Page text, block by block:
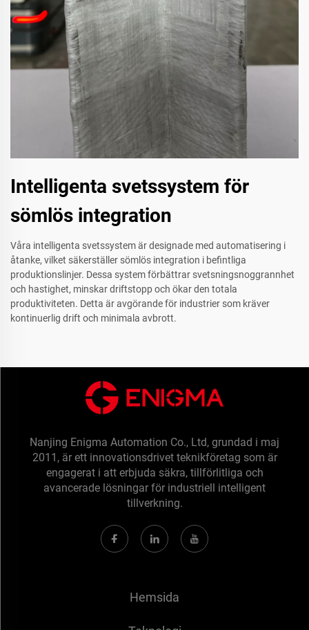
Intelligenta svetssystem för
sömlös integration
Våra intelligenta svetssystem är designade med automatisering i
åtanke, vilket säkerställer sömlös integration i befintliga
produktionslinjer. Dessa system förbättrar svetsningsnoggrannhet
och hastighet, minskar driftstopp och ökar den totala
produktiviteten. Detta är avgörande för industrier som kräver
kontinuerlig drift och minimala avbrott.
Nanjing Enigma Automation Co., Ltd, grundad i maj
2011, är ett innovationsdrivet teknikföretag som är
engagerat i att erbjuda säkra, tillförlitliga och
avancerade lösningar för industriell intelligent
tillverkning.
Hemsida